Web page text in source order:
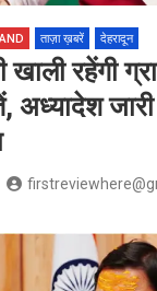
ताज़ा ख़बरें देहरादून
रहेंगी
अध्यादेश